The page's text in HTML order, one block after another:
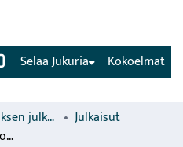
(current) Kokoelmat
Selaa Jukuria
Luonnonvarakeskuksen julkaisut
Julkaisut
Italianraiheinä parantaa kokoviljan rehuarvoa